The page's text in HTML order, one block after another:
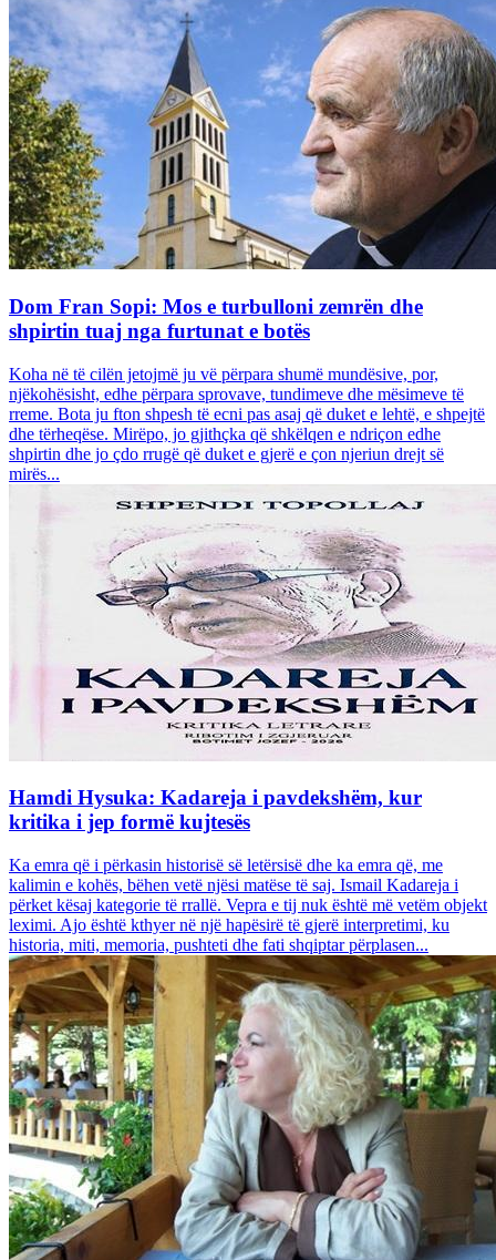
Dom Fran Sopi: Mos e turbulloni zemrën dhe
shpirtin tuaj nga furtunat e botës
Koha në të cilën jetojmë ju vë përpara shumë mundësive, por,
njëkohësisht, edhe përpara sprovave, tundimeve dhe mësimeve të
rreme. Bota ju fton shpesh të ecni pas asaj që duket e lehtë, e shpejtë
dhe tërheqëse. Mirëpo, jo gjithçka që shkëlqen e ndriçon edhe
shpirtin dhe jo çdo rrugë që duket e gjerë e çon njeriun drejt së
mirës...
Hamdi Hysuka: Kadareja i pavdekshëm, kur
kritika i jep formë kujtesës
Ka emra që i përkasin historisë së letërsisë dhe ka emra që, me
kalimin e kohës, bëhen vetë njësi matëse të saj. Ismail Kadareja i
përket kësaj kategorie të rrallë. Vepra e tij nuk është më vetëm objekt
leximi. Ajo është kthyer në një hapësirë të gjerë interpretimi, ku
historia, miti, memoria, pushteti dhe fati shqiptar përplasen...